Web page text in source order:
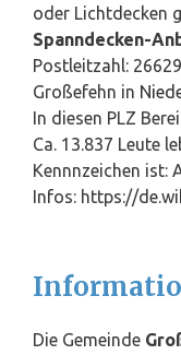
oder Lichtdecken
Spanndecken-
Postleitzahl:
Großefehn in
In diesen PLZ
Ca. 13.837 Leute
Kennnzeichen ist:
Infos: https://
Die Gemeinde